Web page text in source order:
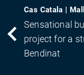
Cas Catala |
Sensational
project for a
Bendinat